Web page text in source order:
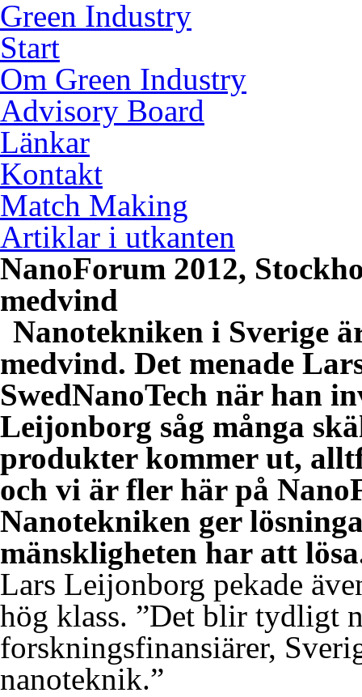
Green Industry
Start
Om Green Industry
Advisory Board
Länkar
Kontakt
Match Making
Artiklar i utkanten
NanoForum 2012,
medvind
Nanotekniken i Sverige
medvind. Det menade
SwedNanoTech när han
Leijonborg såg många
produkter kommer ut,
och vi är fler här på
Nanotekniken ger
mänskligheten har att
Lars Leijonborg pekade
hög klass. ”Det blir tydligt
forskningsfinansiärer,
nanoteknik.”